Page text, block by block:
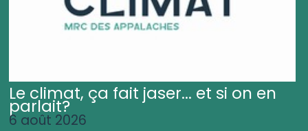
Le climat, ça fait jaser... et si on en
parlait?
6 août 2026